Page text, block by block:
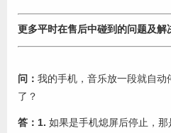
更多平时在售后中碰到的问题及解
问： 我的手机，音乐放一段就自
了？
答：1. 如果是手机熄屏后停止，